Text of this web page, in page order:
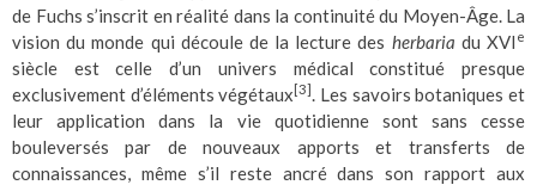
de Fuchs s’inscrit en réalité dans la continuité du Moyen-Âge. La
vision du monde qui découle de la lecture des herbaria du XVI e
siècle est celle d’un univers médical constitué presque
exclusivement d’éléments végétaux [3]. Les savoirs botaniques et
leur application dans la vie quotidienne sont sans cesse
bouleversés par de nouveaux apports et transferts de
connaissances, même s’il reste ancré dans son rapport aux